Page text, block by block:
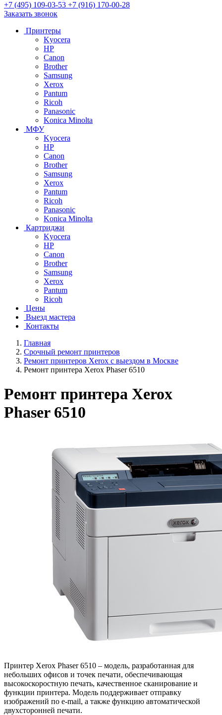
+7 (495) 109-03-53 +7 (916) 170-00-28
Заказать звонок
Принтеры
Kyocera
HP
Canon
Brother
Samsung
Xerox
Pantum
Ricoh
Panasonic
Konica Minolta
МФУ
Kyocera
HP
Canon
Brother
Samsung
Xerox
Pantum
Ricoh
Panasonic
Konica Minolta
Картриджи
Kyocera
HP
Canon
Brother
Samsung
Xerox
Pantum
Ricoh
Цены
Выезд мастера
Контакты
Главная
Срочный ремонт принтеров
Ремонт принтеров Xerox с выездом в Москве
Ремонт принтера Xerox Phaser 6510
Ремонт принтера Xerox
Phaser 6510
Принтер Xerox Phaser 6510 – модель, разработанная для
небольших офисов и точек печати, обеспечивающая
высокоскоростную печать, качественное сканирование и
функции принтера. Модель поддерживает отправку
изображений по e-mail, а также функцию автоматической
двухсторонней печати.